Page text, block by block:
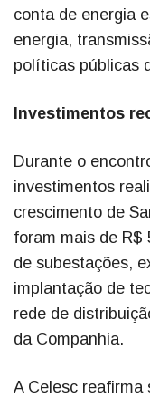
conta de energia
energia,
políticas públicas
Investimentos
Durante o
investimentos
crescimento de
foram mais de R$
de subestações,
implantação de
rede de
da Companhia.
A Celesc reafirma